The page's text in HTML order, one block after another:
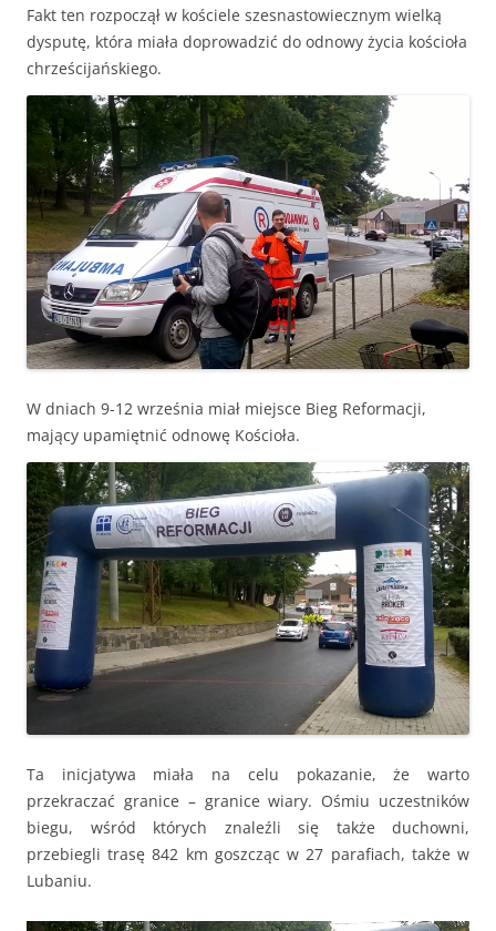
Fakt ten rozpoczął w kościele szesnastowiecznym wielką
dysputę, która miała doprowadzić do odnowy życia kościoła
chrześcijańskiego.
W dniach 9-12 września miał miejsce Bieg Reformacji,
mający upamiętnić odnowę Kościoła.
Ta inicjatywa miała na celu pokazanie, że warto
przekraczać granice – granice wiary. Ośmiu uczestników
biegu, wśród których znaleźli się także duchowni,
przebiegli trasę 842 km goszcząc w 27 parafiach, także w
Lubaniu.